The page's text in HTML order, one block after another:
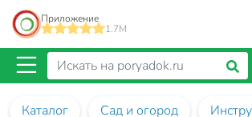
Приложение
1.7M
Каталог Сад и огород